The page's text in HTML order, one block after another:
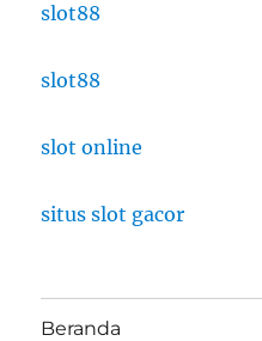
slot88
slot88
slot online
situs slot gacor
Beranda